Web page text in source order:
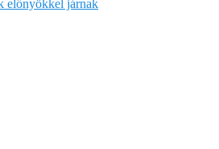
előnyökkel járnak